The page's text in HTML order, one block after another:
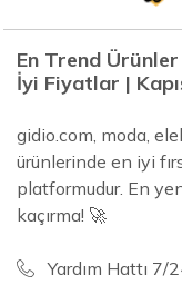
En Trend
İyi Fiyatlar |
gidio.com, moda,
ürünlerinde en iyi
platformudur. En
kaçırma! 🚀
Yardım Hattı 7/